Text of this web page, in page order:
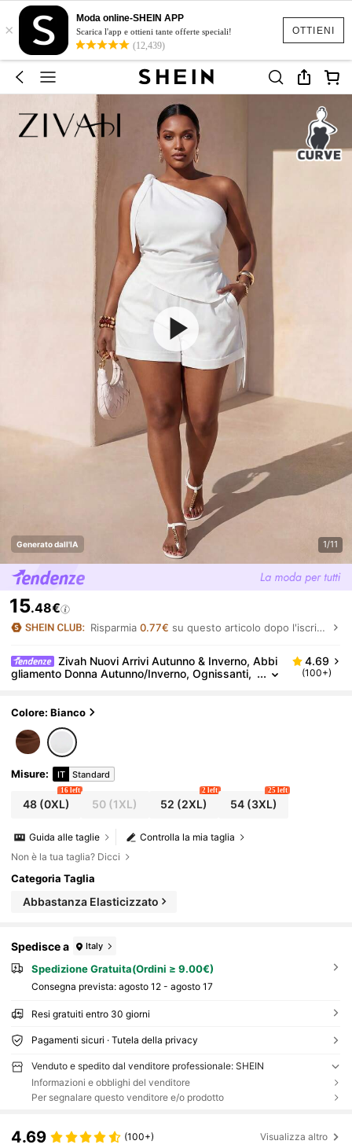
OTTIENI
×
Moda online-SHEIN APP
Scarica l'app e ottieni tante offerte speciali!
(12,439)
Generato dall'IA 1/11
15.48€
Risparmia0.77€ su questo articolo dopo l'iscrizione.
Zivah Nuovi Arrivi Autunno & Inverno, Abbi
gliamento Donna Autunno/Inverno, Ognissanti,
so Quotidiano, Casual, Vacanza, Viaggio in Crocier
Donna Taglie Forti Blusa Bianca Monospalla con Fio
cco + Pantaloncini Vita Elastica Outfit San Valentino
4.69
(100+)
Colore: Bianco
Misure: IT Standard
48(0XL)
16 left
50 (1XL) 52 (2XL)
2 left
54(3XL)
25 left
Controlla la mia taglia
Guida alle taglie
Non è la tua taglia? Dicci
Categoria Taglia
Abbastanza Elasticizzato
Spedisce a Italy
Spedizione Gratuita(Ordini ≥ 9.00€)
Consegna prevista: agosto 12 - agosto 17
Resi gratuiti entro 30 giorni
Pagamenti sicuri · Tutela della privacy
Venduto e spedito dal venditore professionale: SHEIN
Informazioni e obblighi del venditore
Per segnalare questo venditore e/o prodotto
4.69 (100+) Visualizza altro